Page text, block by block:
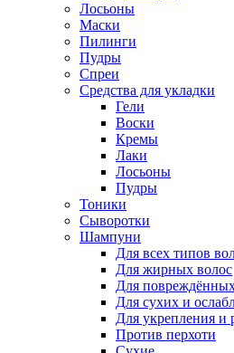
Лосьоны
Маски
Пилинги
Пудры
Спреи
Средства для укладки
Гели
Воски
Кремы
Лаки
Лосьоны
Пудры
Тоники
Сыворотки
Шампуни
Для всех типов
Для жирных волос
Для
Для сухих и
Для укрепления и
Против перхоти